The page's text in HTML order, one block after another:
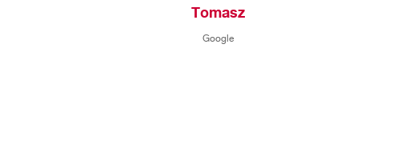
Tomasz
Google